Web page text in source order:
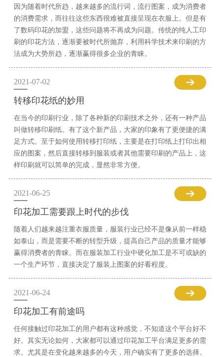
因为随着时代所趋，越来越多的流行词，流行图案，成为消费者
的消费需求，而往往这些东西很难被直接呈现在衣服上。但是有
了数码印花的加盟，这些问题将不再成为问题。传统的纯人工印
刷的印花方法，逐渐要被时代所抛弃，利用科学技术来印刷的方
法成为大势所趋，逐渐赢得很多企业的青睐。
2021-07-02
转移印花纸的妙用
在当今的印刷行业，除了各种新的印刷技术之外，还有一种产品
叫做转移印刷纸。有了这个新产品，大家的印象有了更便捷的满
足方式。至于如何使用转移打印纸，主要是在打印纸上打印出相
应的图案，然后直接转移到服装或者其他需要印刷的产品上，这
样印刷就可以简单的完成，显然非常方便。
2021-06-25
印花加工需要跟上时代的步伐
随着人们越来越注重衣服质量，服装行业已经不是像从前一样稳
如泰山，而是需要不断的转型升级，提高自己产品的质量才能够
赢得消费者的青睐。而在服装加工行业中硬化加工是不可或缺的
一个生产环节，直接决定了服装上图案的好看程度。
2021-06-24
印花加工有前途吗
任何接触过印花加工的用户都有这种感觉，不知道这个平台好不
好。其实无论如何，大家都可以通过印花加工平台满足更多的需
求。尤其是在变化越来越多的今天，用户确实有了更多的选择。